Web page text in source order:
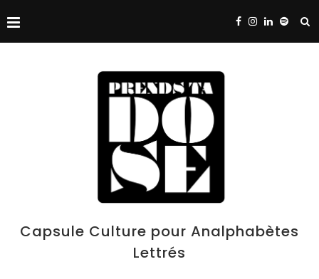
Capsule Culture pour Analphabètes
Lettrés